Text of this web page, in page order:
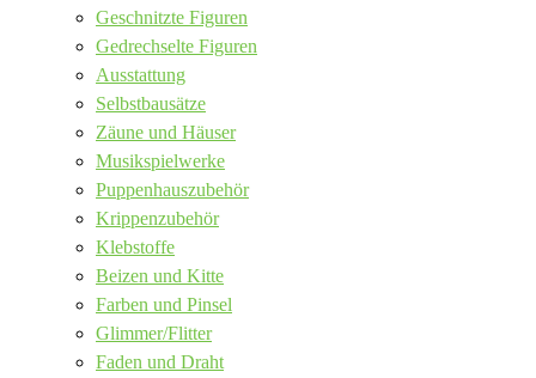
Geschnitzte Figuren
Gedrechselte Figuren
Ausstattung
Selbstbausätze
Zäune und Häuser
Musikspielwerke
Puppenhauszubehör
Krippenzubehör
Klebstoffe
Beizen und Kitte
Farben und Pinsel
Glimmer/Flitter
Faden und Draht